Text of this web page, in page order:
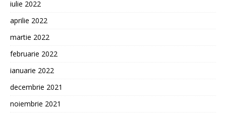
iulie 2022
aprilie 2022
martie 2022
februarie 2022
ianuarie 2022
decembrie 2021
noiembrie 2021